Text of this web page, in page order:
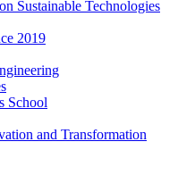
Sustainable Technologies
2019
School
and Transformation